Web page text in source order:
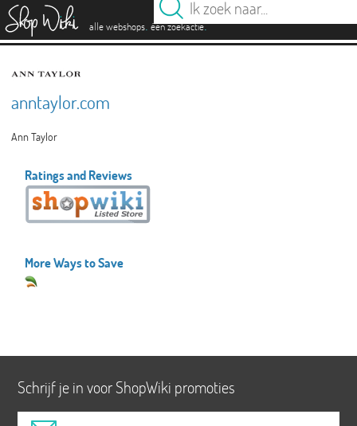
alle webshops. één zoekactie.
anntaylor.com
Ann Taylor
Ratings and Reviews
More Ways to Save
Schrijf je in voor ShopWiki promoties